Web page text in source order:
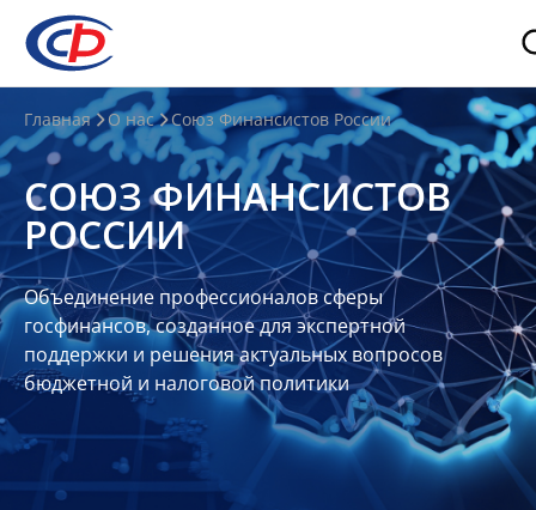
О
нас
О
СФР
Совет
Союза
Участники
Планы
отчеты
Контакты
Главная О нас Союз Финансистов России
СОЮЗ ФИНАНСИСТОВ
РОССИИ
Объединение профессионалов сферы
госфинансов, созданное для экспертной
поддержки и решения актуальных вопросов
бюджетной и налоговой политики